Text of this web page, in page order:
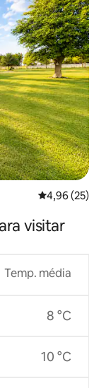
4,96 de uma
4,96 (25)
visitar
Temp. média
8 °C
10 °C